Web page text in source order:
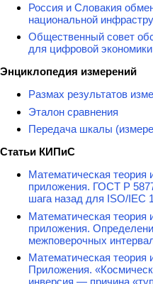
Россия и Словакия
национальной
Общественный совет
для цифровой экономики
Энциклопедия измерений
Размах результатов
Эталон сравнения
Передача шкалы
Статьи КИПиС
Математическая теория
приложения. ГОСТ Р
шага назад для ISO/IEC
Математическая теория
приложения.
межповерочных
Математическая теория
Приложения.
инверсия — причина